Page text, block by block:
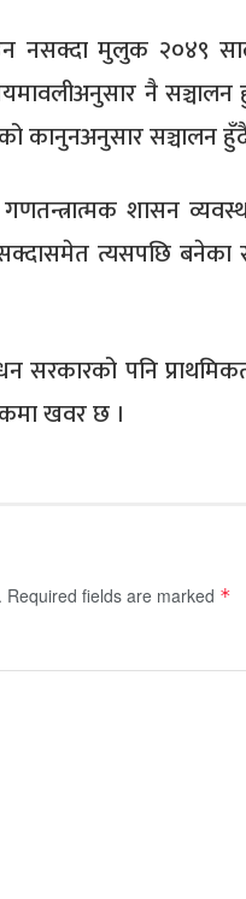
नसक्दा मुलुक २०४९
नै
कानुनअनुसार सञ्चालन
शासन
त्यसपछि
सरकारको पनि
खवर छ ।
Required fields are marked *